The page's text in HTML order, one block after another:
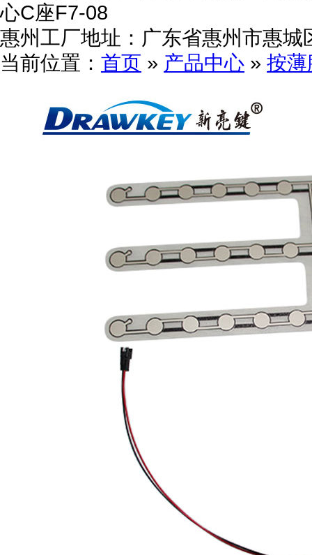
心C座F7-08
惠州工厂地址：广东省惠州市惠
当前位置： 首页 » 产品中心 » 按